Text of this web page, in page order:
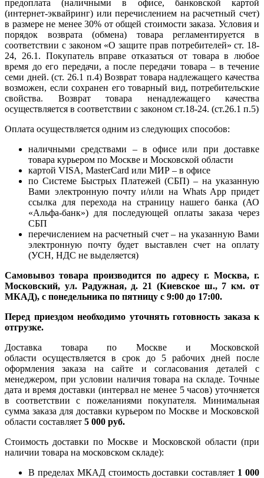
предоплата (наличными в офисе, банковской картой
(интернет-эквайринг) или перечислением на расчетный счет)
в размере не менее 30% от общей стоимости заказа. Условия и
порядок возврата (обмена) товара регламентируется в
соответствии с законом «О защите прав потребителей» ст. 18-
24, 26.1. Покупатель вправе отказаться от товара в любое
время до его передачи, а после передачи товара – в течение
семи дней. (ст. 26.1 п.4) Возврат товара надлежащего качества
возможен, если сохранен его товарный вид, потребительские
свойства. Возврат товара ненадлежащего качества
осуществляется в соответствии с законом ст.18-24. (ст.26.1 п.5)
Оплата осуществляется одним из следующих способов:
наличными средствами – в офисе или при доставке
товара курьером по Москве и Московской области
картой VISA, MasterCard или МИР – в офисе
по Системе Быстрых Платежей (СБП) – на указанную
Вами электронную почту и/или на Whats App придет
ссылка для перехода на страницу нашего банка (АО
«Альфа-банк») для последующей оплаты заказа через
СБП
перечислением на расчетный счет – на указанную Вами
электронную почту будет выставлен счет на оплату
(УСН, НДС не выделяется)
Самовывоз товара производится по адресу г. Москва, г.
Московский, ул. Радужная, д. 21 (Киевское ш., 7 км. от
МКАД), с понедельника по пятницу с 9:00 до 17:00.
Перед приездом необходимо уточнять готовность заказа к
отгрузке.
Доставка товара по Москве и Московской
области осуществляется в срок до 5 рабочих дней после
оформления заказа на сайте и согласования деталей с
менеджером, при условии наличия товара на складе. Точные
дата и время доставки (интервал не менее 5 часов) уточняется
в соответствии с пожеланиями покупателя. Минимальная
сумма заказа для доставки курьером по Москве и Московской
области составляет 5 000 руб.
Стоимость доставки по Москве и Московской области (при
наличии товара на московском складе):
В пределах МКАД стоимость доставки составляет 1 000